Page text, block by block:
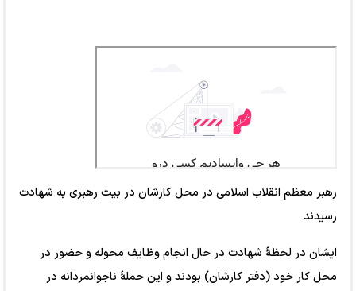
رهبر معظم انقلاب اسلامی در محل کارشان در بیت رهبری به شهادت
رسیدند
ایشان در لحظۀ شهادت در حال انجام وظایف محوله و حضور در
محل کار خود (دفتر کارشان) بودند و این حملۀ ناجوانمردانه در